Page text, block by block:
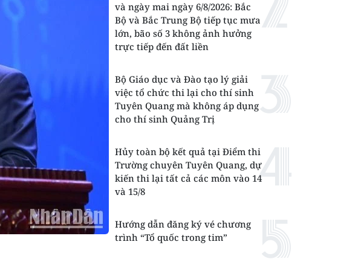
và ngày mai ngày 6/8/2026: Bắc
Bộ và Bắc Trung Bộ tiếp tục mưa
lớn, bão số 3 không ảnh hưởng
trực tiếp đến đất liền
Bộ Giáo dục và Đào tạo lý giải
việc tổ chức thi lại cho thí sinh
Tuyên Quang mà không áp dụng
cho thí sinh Quảng Trị
Hủy toàn bộ kết quả tại Điểm thi
Trường chuyên Tuyên Quang, dự
kiến thi lại tất cả các môn vào 14
và 15/8
Hướng dẫn đăng ký vé chương
trình “Tổ quốc trong tim”